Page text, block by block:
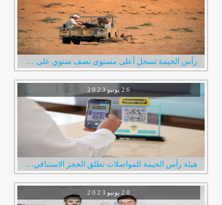
رأس الخيمة تسجل أعلى مستوى نصف سنوي على الإطلاق في عدد الزوار الإمارة استقبلت 600 ألف زائر خلال النصف الأول من العام
2 0 2 3 يونيو2 6
هيئة رأس الخيمة للمواصلات تطلق الحجز الاستباقي لخدمة مركبات الأجرة عبر رمز الاستجابة السريع
2 0 2 3 2 0